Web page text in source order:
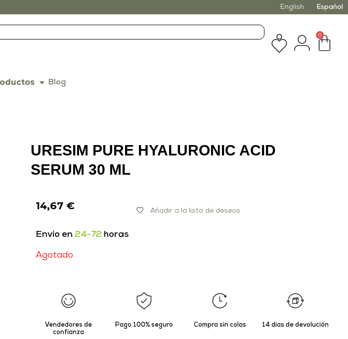
English Español
0
Blog
URESIM PURE HYALURONIC ACID
SERUM 30 ML
14,67 € Añadir a la lista de deseos
Envío en 24-72 horas
Agotado
Vendedores de
confianza
Pago 100% seguro Compra sin colas 14 días de devolución